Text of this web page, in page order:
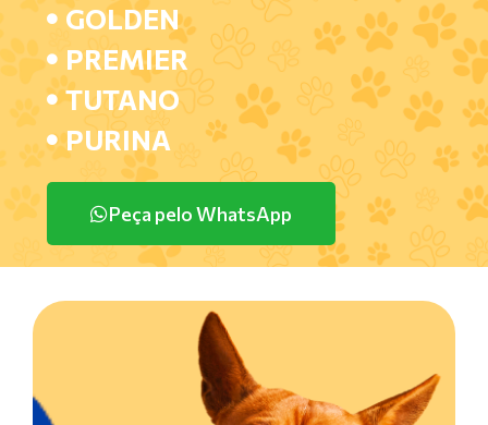
GOLDEN
PREMIER
TUTANO
PURINA
Peça pelo WhatsApp